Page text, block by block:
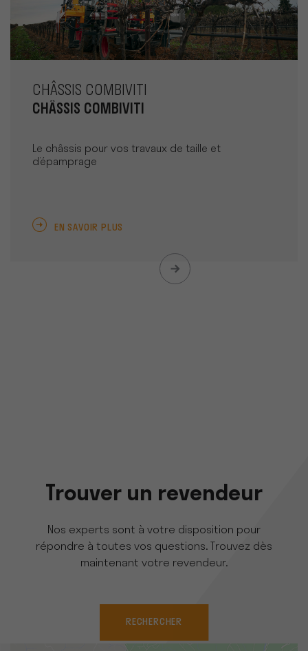
CHÂSSIS COMBIVITI
CHÂSSIS COMBIVITI
Le châssis pour vos travaux de taille et
d’épamprage
EN SAVOIR PLUS
Trouver un revendeur
Nos experts sont à votre disposition pour
répondre à toutes vos questions. Trouvez dès
maintenant votre revendeur.
RECHERCHER